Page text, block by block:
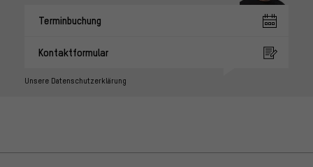
Terminbuchung
Kontaktformular
Unsere Datenschutzerklärung